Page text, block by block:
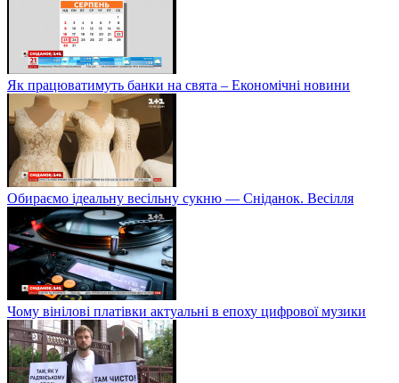
Як працюватимуть банки на свята – Економічні новини
Обираємо ідеальну весільну сукню — Сніданок. Весілля
Чому вінілові платівки актуальні в епоху цифрової музики